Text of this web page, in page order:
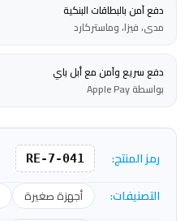
دفع آمن بالبطاقات البنكية
مدى، فيزا، وماستركارد
دفع سريع وآمن مع أبل باي
بواسطة Apple Pay
رمز المنتج: RE-7-041
التصنيفات: أجهزة صغيرة